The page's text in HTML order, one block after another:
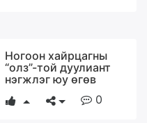
Ногоон хайрцагны
“олз”-той дуулиант
нэгжлэг юу өгөв
0